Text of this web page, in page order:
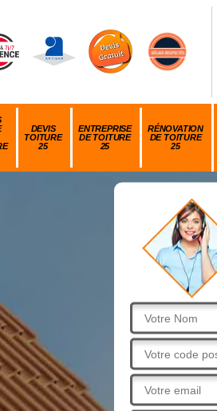
DEVIS
TOITURE
25
ENTREPRISE
DE TOITURE
25
RÉNOVATION
DE TOITURE
25